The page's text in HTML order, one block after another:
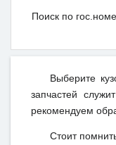
Поиск по
Выберите
запчастей
рекомендуем
Стоит